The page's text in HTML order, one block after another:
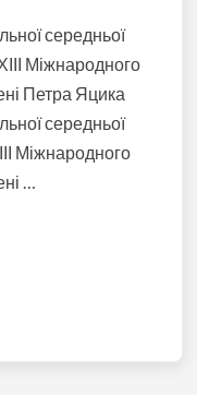
середньої
Міжнародного
Петра Яцика
середньої
Міжнародного
…